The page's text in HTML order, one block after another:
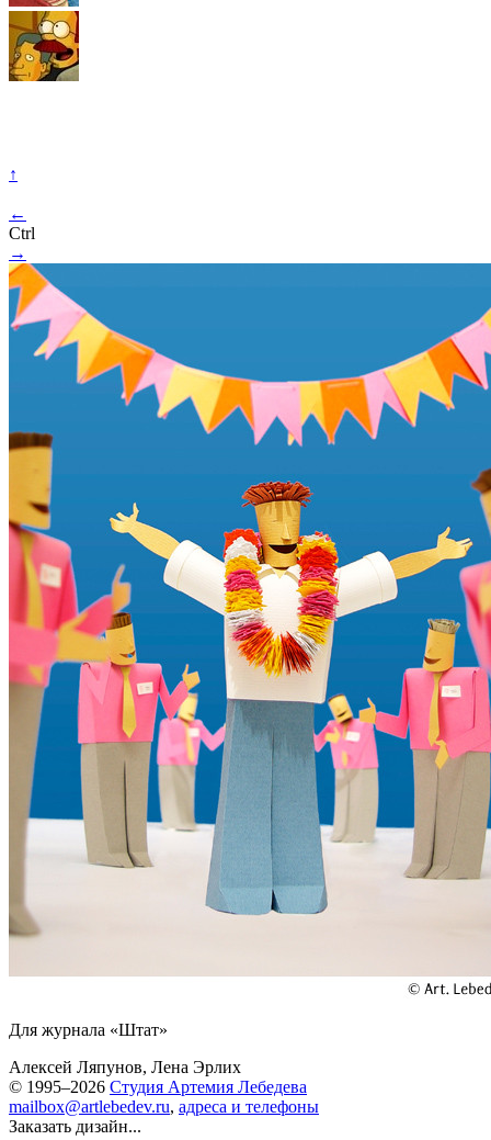
↑
←
Ctrl
→
Для журнала «Штат»
Алексей Ляпунов, Лена Эрлих
© 1995–2026 Студия Артемия Лебедева
mailbox@artlebedev.ru, адреса и телефоны
Заказать дизайн...